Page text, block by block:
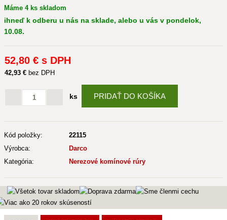
Máme 4 ks skladom
ihneď k odberu u nás na sklade, alebo u vás v pondelok,
10.08.
52,80 € s DPH
42,93 € bez DPH
ks PRIDAŤ DO KOŠÍKA
Kód položky:
22115
Výrobca:
Darco
Kategória:
Nerezové komínové rúry